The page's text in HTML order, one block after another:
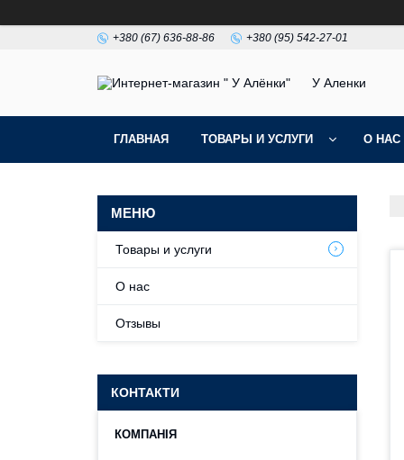
+380 (67) 636-88-86 +380 (95) 542-27-01
У Аленки
ГЛАВНАЯ ТОВАРЫ И УСЛУГИ О НАС
Товары и услуги
О нас
Отзывы
КОНТАКТИ